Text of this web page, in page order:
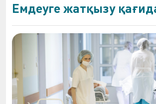
Емдеуге жатқызу